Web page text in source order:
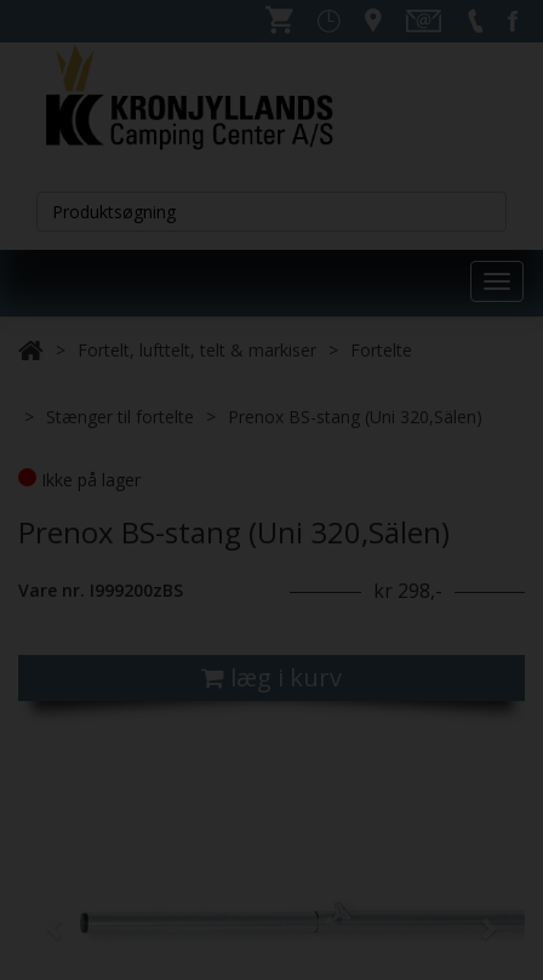
Fortelt, lufttelt, telt & markiser Fortelte
Stænger til fortelte Prenox BS-stang (Uni 320,Sälen)
Ikke på lager
Prenox BS-stang (Uni 320,Sälen)
Vare nr. I999200zBS kr 298,-
læg i kurv